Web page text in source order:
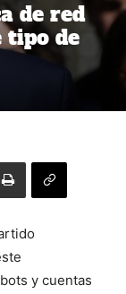
de red
tipo de
y cuentas